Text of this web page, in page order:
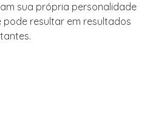
sua própria personalidade
resultar em resultados